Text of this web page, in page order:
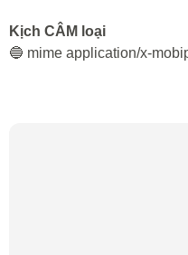
Kịch CÂM loại
🔵 mime application/x-